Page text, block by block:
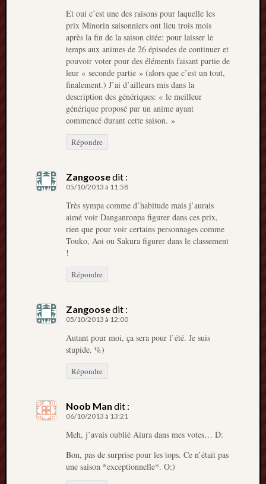
Et oui c’est une des raisons pour laquelle les
prix Minorin saisonniers ont lieu trois mois
après la fin de la saison citée: pour laisser le
temps aux animes de 26 épisodes de continuer et
pouvoir voter pour des éléments faisant partie de
leur « seconde partie » (alors que c’est un tout,
finalement.) J’ai d’ailleurs mis dans la
description des génériques: « le meilleur
générique proposé par un anime ayant
commencé durant cette saison. »
Répondre
Zangoosedit :
05/10/2013 à 11:58
Très sympa comme d’habitude mais j’aurais
aimé voir Danganronpa figurer dans ces prix,
rien que pour voir certains personnages comme
Touko, Aoi ou Sakura figurer dans le classement
!
Répondre
Zangoosedit :
05/10/2013 à 12:00
Autant pour moi, ça sera pour l’été. Je suis
stupide. %)
Répondre
Noob Man dit :
06/10/2013 à 13:21
Meh, j’avais oublié Aiura dans mes votes… D:
Bon, pas de surprise pour les tops. Ce n’était pas
une saison *exceptionnelle*. O:)